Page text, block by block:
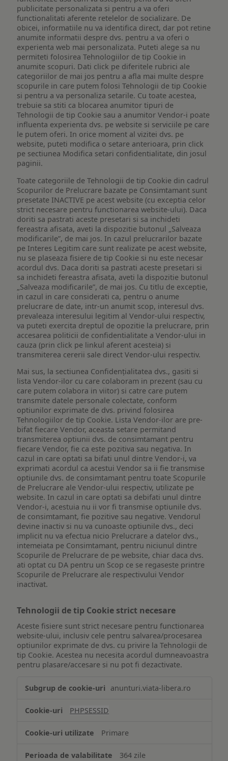
publicitate personalizata si pentru a va oferi
functionalitati aferente retelelor de socializare. De
obicei, informatiile nu va identifica direct, dar pot retine
anumite informatii despre dvs. pentru a va oferi o
experienta web mai personalizata. Puteti alege sa nu
permiteti folosirea Tehnologiilor de tip Cookie in
anumite scopuri. Dati click pe diferitele rubrici ale
categoriilor de mai jos pentru a afla mai multe despre
scopurile in care putem folosi Tehnologii de tip Cookie
si pentru a va personaliza setarile. Cu toate acestea,
trebuie sa stiti ca blocarea anumitor tipuri de
Tehnologii de tip Cookie sau a anumitor Vendor-i poate
influenta experienta dvs. pe website si serviciile pe care
le putem oferi. In orice moment al vizitei dvs. pe
website, puteti modifica o setare anterioara, prin click
pe sectiunea Modifica setari confidentialitate, din josul
paginii.
Toate categoriile de Tehnologii de tip Cookie din cadrul
Scopurilor de Prelucrare bazate pe Consimtamant sunt
presetate INACTIVE pe acest website (cu exceptia celor
strict necesare pentru functionarea website-ului). Daca
doriti sa pastrati aceste presetari si sa inchideti
fereastra afisata, aveti la dispozitie butonul „Salveaza
modificarile”, de mai jos. In cazul prelucrarilor bazate
pe Interes Legitim care sunt realizate pe acest website,
nu se plaseaza fisiere de tip Cookie si nu este necesar
acordul dvs. Daca doriti sa pastrati aceste presetari si
sa inchideti fereastra afisata, aveti la dispozitie butonul
„Salveaza modificarile”, de mai jos. Cu titlu de exceptie,
in cazul in care considerati ca, pentru o anume
prelucrare de date, intr-un anumit scop, interesul dvs.
prevaleaza interesului legitim al Vendor-ului respectiv,
va puteti exercita dreptul de opozitie la prelucrare, prin
accesarea politicii de confidentialitate a Vendor-ului in
cauza (prin click pe linkul aferent acesteia) si
transmiterea cererii sale direct Vendor-ului respectiv.
Mai sus, la sectiunea Confidențialitatea dvs., gasiti si
lista Vendor-ilor cu care colaboram in prezent (sau cu
care putem colabora in viitor) si catre care putem
transmite datele personale colectate, conform
optiunilor exprimate de dvs. privind folosirea
Tehnologiilor de tip Cookie. Lista Vendor-ilor are pre-
bifat fiecare Vendor, aceasta setare permitand
transmiterea optiunii dvs. de consimtamant pentru
fiecare Vendor, fie ca este pozitiva sau negativa. In
cazul in care optati sa bifati unul dintre Vendor-i, va
exprimati acordul ca acestui Vendor sa ii fie transmise
optiunile dvs. de consimtamant pentru toate Scopurile
de Prelucrare ale Vendor-ului respectiv, utilizate pe
website. In cazul in care optati sa debifati unul dintre
Vendor-i, acestuia nu ii vor fi transmise optiunile dvs.
de consimtamant, fie pozitive sau negative. Vendorul
devine inactiv si nu va cunoaste optiunile dvs., deci
implicit nu va efectua nicio Prelucrare a datelor dvs.,
intemeiata pe Consimtamant, pentru niciunul dintre
Scopurile de Prelucrare de pe website, chiar daca dvs.
ati optat cu DA pentru un Scop ce se regaseste printre
Scopurile de Prelucrare ale respectivului Vendor
inactivat.
Tehnologii de tip Cookie strict necesare
Aceste fisiere sunt strict necesare pentru functionarea
website-ului, inclusiv cele pentru salvarea/procesarea
optiunilor exprimate de dvs. cu privire la Tehnologii de
tip Cookie. Acestea nu necesita acordul dumneavoastra
pentru plasare/accesare si nu pot fi dezactivate.
de
Cookie
necesare
anunturi.viata-libera.ro
PHPSESSID
Primare
364 zile